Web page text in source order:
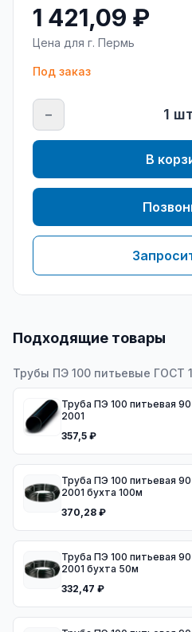
1 421,09 ₽
Цена для г. Пермь
Под заказ
− 1
В
Подходящие товары
Трубы ПЭ 100 питьевые ГОСТ
Труба ПЭ 100 питьевая 90 ст 5,1 SDR 17,6 ГОСТ 18599-
2001
357,5 ₽
Труба ПЭ 100 питьевая 90 ст 5,4 SDR 17 ГОСТ 18599-
2001 бухта 100м
370,28 ₽
Труба ПЭ 100 питьевая 90 ст 5,4 SDR 17 ГОСТ 18599-
2001 бухта 50м
332,47 ₽